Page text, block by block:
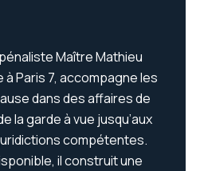
Maître Mathieu
à Paris 7, accompagne les
dans des affaires de
la garde à vue jusqu’aux
compétentes.
il construit une